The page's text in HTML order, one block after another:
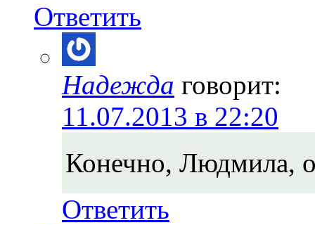
Ответить
Надежда говорит:
11.07.2013 в 22:20
Конечно, Людмила,
Ответить